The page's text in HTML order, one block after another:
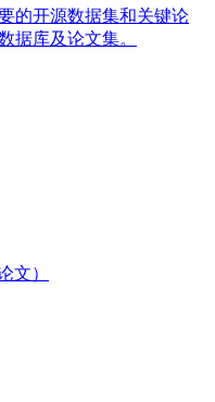
的开源数据集和关键论
据库及论文集。
文）